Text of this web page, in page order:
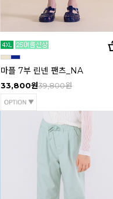
마플 7부 린넨 팬츠_NA
33,800원39,800원